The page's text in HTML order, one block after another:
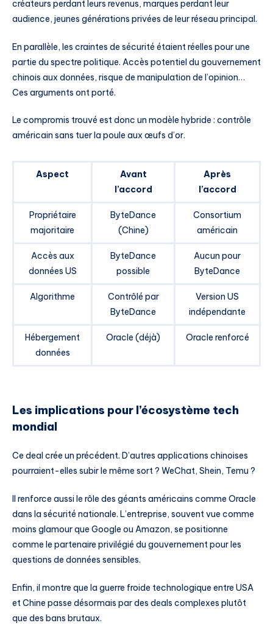
créateurs perdant leurs revenus, marques perdant leur
audience, jeunes générations privées de leur réseau principal.
En parallèle, les craintes de sécurité étaient réelles pour une
partie du spectre politique. Accès potentiel du gouvernement
chinois aux données, risque de manipulation de l’opinion…
Ces arguments ont porté.
Le compromis trouvé est donc un modèle hybride : contrôle
américain sans tuer la poule aux œufs d’or.
Aspect
Avant
l’accord
Après
l’accord
Propriétaire
majoritaire
ByteDance
(Chine)
Consortium
américain
Accès aux
données US
ByteDance
possible
Aucun pour
ByteDance
Algorithme
Contrôlé par
ByteDance
Version US
indépendante
Hébergement
données
Oracle (déjà) Oracle renforcé
Les implications pour l’écosystème tech
mondial
Ce deal crée un précédent. D’autres applications chinoises
pourraient-elles subir le même sort ? WeChat, Shein, Temu ?
Il renforce aussi le rôle des géants américains comme Oracle
dans la sécurité nationale. L’entreprise, souvent vue comme
moins glamour que Google ou Amazon, se positionne
comme le partenaire privilégié du gouvernement pour les
questions de données sensibles.
Enfin, il montre que la guerre froide technologique entre USA
et Chine passe désormais par des deals complexes plutôt
que des bans brutaux.